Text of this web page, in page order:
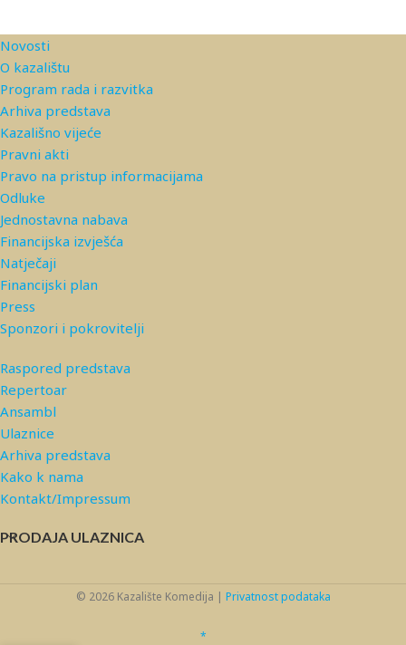
Novosti
O kazalištu
Program rada i razvitka
Arhiva predstava
Kazališno vijeće
Pravni akti
Pravo na pristup informacijama
Odluke
Jednostavna nabava
Financijska izvješća
Natječaji
Financijski plan
Press
Sponzori i pokrovitelji
Raspored predstava
Repertoar
Ansambl
Ulaznice
Arhiva predstava
Kako k nama
Kontakt/Impressum
PRODAJA ULAZNICA
© 2026 Kazalište Komedija | Privatnost podataka
*